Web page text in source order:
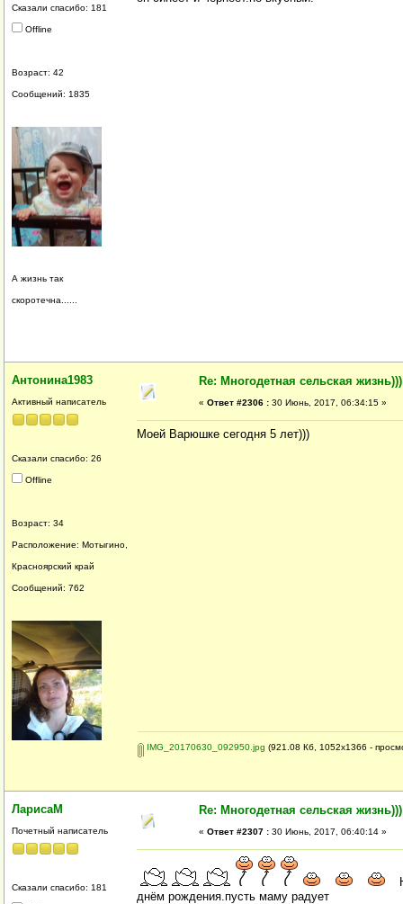
Сказали спасибо: 181
Offline
Возраст: 42
Сообщений: 1835
А жизнь так
скоротечна......
Антонина1983
Активный написатель
Сказали спасибо: 26
Offline
Возраст: 34
Расположение: Мотыгино,
Красноярский край
Сообщений: 762
Re: Многодетная сельская жизнь)))
« Ответ #2306 : 30 Июнь, 2017, 06:34:15 »
Моей Варюшке сегодня 5 лет)))
IMG_20170630_092950.jpg (921.08 Кб, 1052x1366 -
ЛарисаМ
Почетный написатель
Сказали спасибо: 181
Re: Многодетная сельская жизнь)))
« Ответ #2307 : 30 Июнь, 2017, 06:40:14 »
днём рождения.пусть маму радует